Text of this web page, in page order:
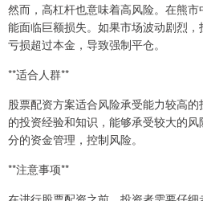
然而，高杠杆也意味着高风险。在熊
能面临巨额损失。如果市场波动剧烈
亏损超过本金，导致强制平仓。
**适合人群**
股票配资方案适合风险承受能力较高
的投资经验和知识，能够承受较大的
分的资金管理，控制风险。
**注意事项**